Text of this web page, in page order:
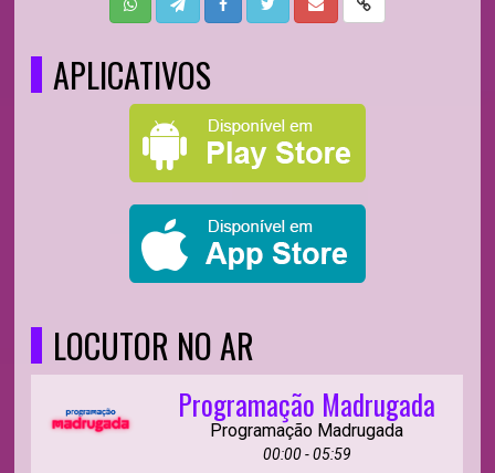
APLICATIVOS
LOCUTOR NO AR
Programação Madrugada
Programação Madrugada
00:00 - 05:59